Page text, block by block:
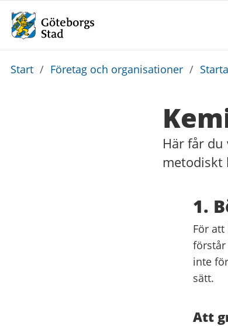
Du
Start / Företag och organisationer /
Här får
metodiskt
1.
För
förstår
inte
sätt.
Att